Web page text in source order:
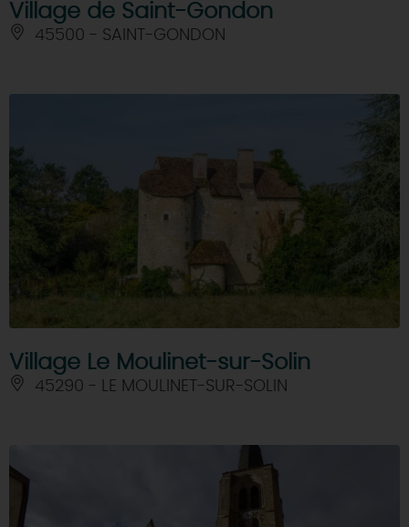
Village de Saint-Gondon
45500 - SAINT-GONDON
Village Le Moulinet-sur-Solin
45290 - LE MOULINET-SUR-SOLIN